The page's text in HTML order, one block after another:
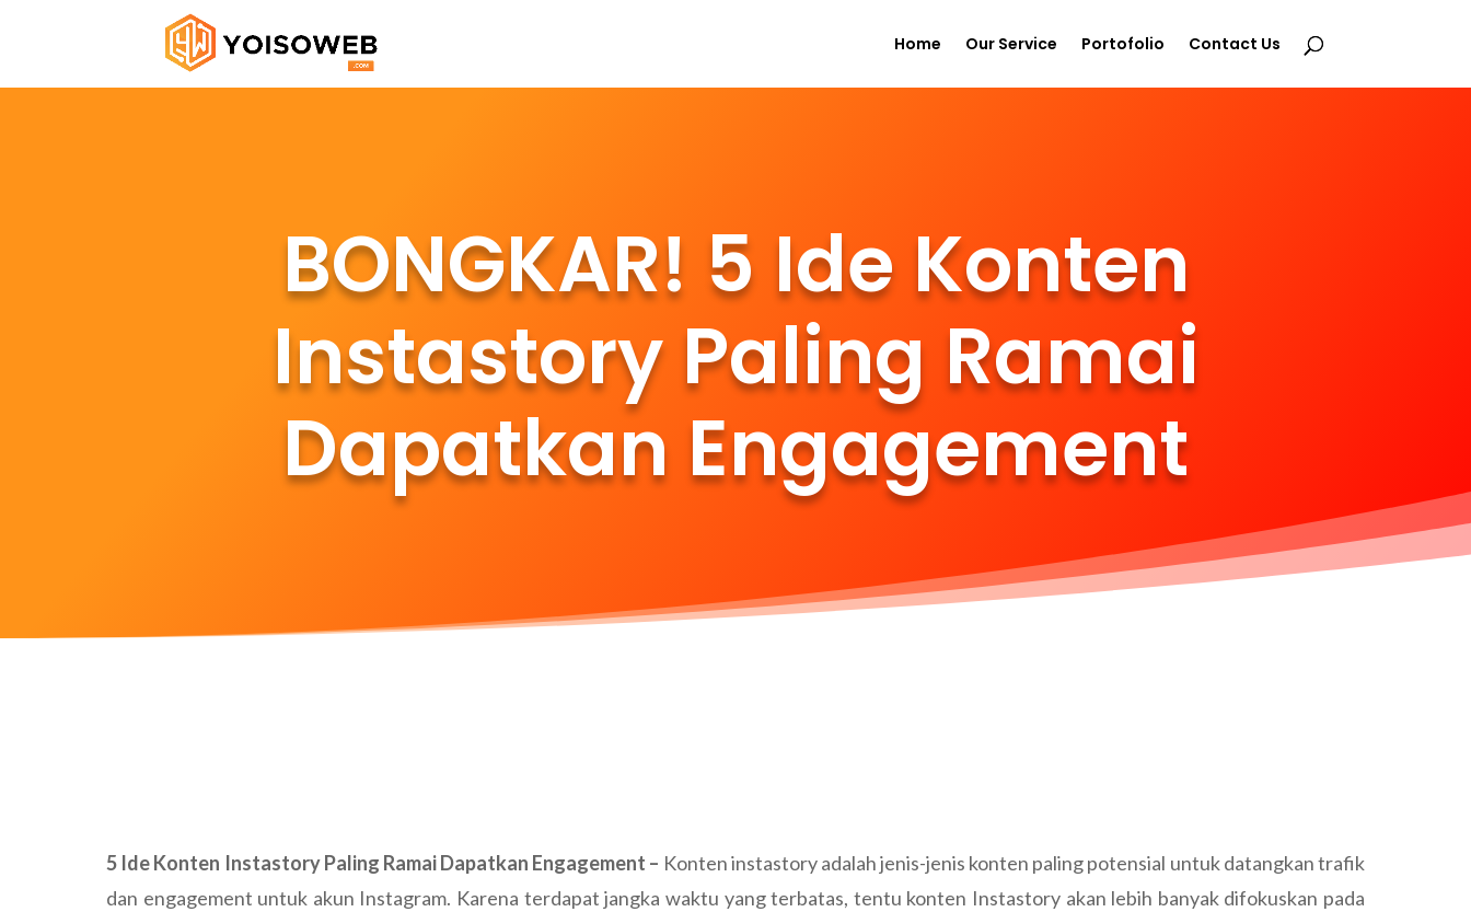
Home Our Service Portofolio Contact Us
BONGKAR! 5 Ide Konten
Instastory Paling Ramai
Dapatkan Engagement
5 Ide Konten Instastory Paling Ramai Dapatkan Engagement – Konten instastory adalah jenis-jenis konten paling potensial untuk datangkan trafik
dan engagement untuk akun Instagram. Karena terdapat jangka waktu yang terbatas, tentu konten Instastory akan lebih banyak difokuskan pada